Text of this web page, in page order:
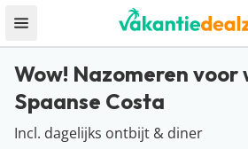
Open menu
Wow! Nazomeren voor
Spaanse Costa
Incl. dagelijks ontbijt & diner